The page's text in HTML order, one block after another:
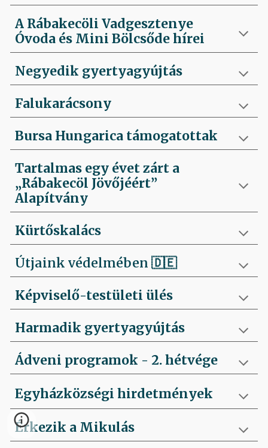
A Rábakecöli Vadgesztenye
Óvoda és Mini Bölcsőde hírei
Negyedik gyertyagyújtás
Falukarácsony
Bursa Hungarica támogatottak
Tartalmas egy évet zárt a
„Rábakecöl Jövőjéért”
Alapítvány
Kürtőskalács
Útjaink védelmében🇩🇪
Képviselő-testületi ülés
Harmadik gyertyagyújtás
Ádveni programok - 2. hétvége
Egyházközségi hirdetmények
Érkezik a Mikulás